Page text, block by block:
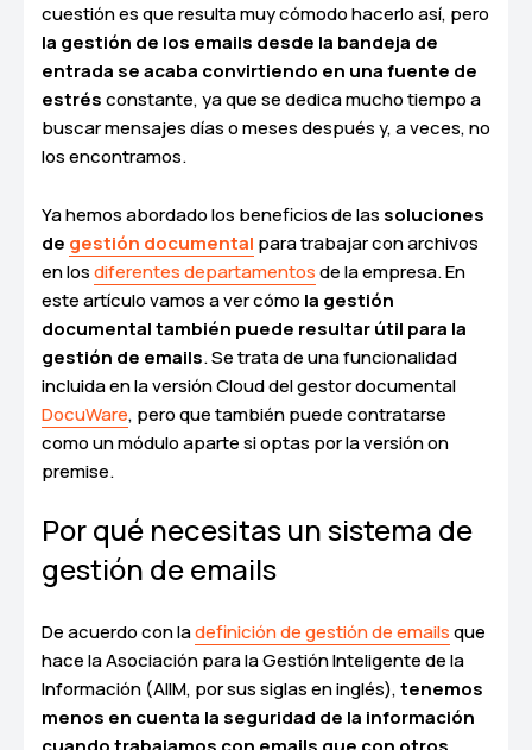
cuestión es que resulta muy cómodo hacerlo así, pero
la gestión de los emails desde la bandeja de
entrada se acaba convirtiendo en una fuente de
estrésconstante, ya que se dedica mucho tiempo a
buscar mensajes días o meses después y, a veces, no
los encontramos.
Ya hemos abordado los beneficios de las soluciones
de gestión documental para trabajar con archivos
en losdiferentes departamentosde la empresa. En
este artículo vamos a ver cómo la gestión
documental también puede resultar útil para la
gestión de emails. Se trata de una funcionalidad
incluida en la versión Cloud del gestor documental
DocuWare, pero que también puede contratarse
como un módulo aparte si optas por la versión on
premise.
Por qué necesitas un sistema de
gestión de emails
De acuerdo con ladefinición de gestión de emailsque
hace la Asociación para la Gestión Inteligente de la
Información (AIIM, por sus siglas en inglés),tenemos
menos en cuenta la seguridad de la información